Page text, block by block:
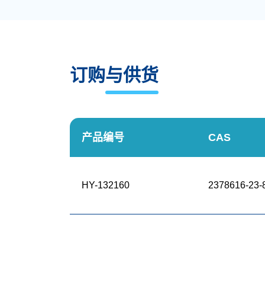
订购与供货
产品编号 CAS
HY-132160 2378616-23-